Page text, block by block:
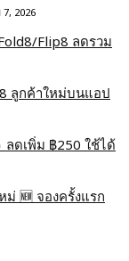
2026
Flip8 ลดรวม
ลูกค้าใหม่บนแอป
ดเพิ่ม ฿250 ใช้ได้
🆕 จองครั้งแรก